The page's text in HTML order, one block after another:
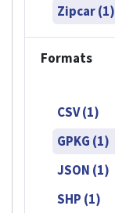
Zipcar (1)
Formats
CSV (1)
GPKG (1)
JSON (1)
SHP (1)